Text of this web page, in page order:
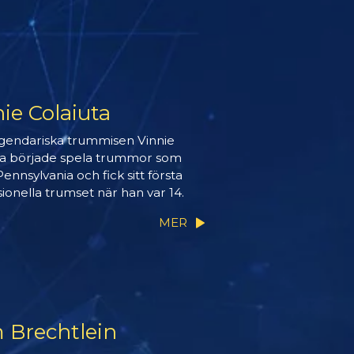
Colaiuta
trummisen Vinnie
började spela trummor som
och fick sitt första
trumset när han var 14.
MER
Brechtlein